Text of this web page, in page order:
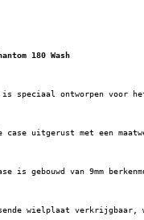
180 Wash
speciaal ontworpen voor
case uitgerust met een
is gebouwd van 9mm
wielplaat verkrijgbaar,